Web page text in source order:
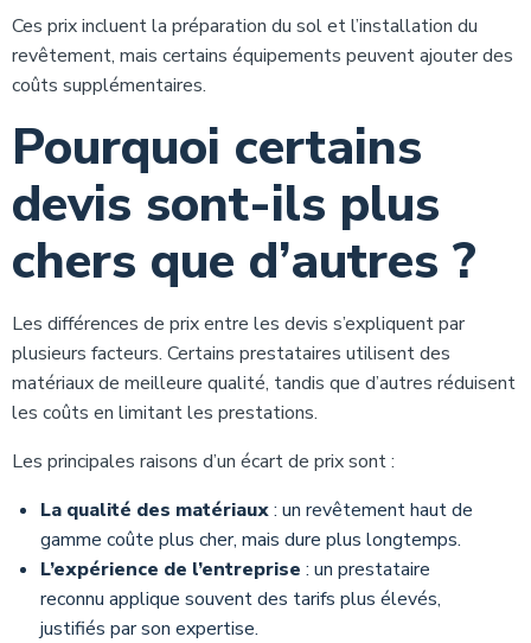
Ces prix incluent la préparation du sol et l’installation du
revêtement, mais certains équipements peuvent ajouter des
coûts supplémentaires.
Pourquoi certains
devis sont-ils plus
chers que d’autres ?
Les différences de prix entre les devis s’expliquent par
plusieurs facteurs. Certains prestataires utilisent des
matériaux de meilleure qualité, tandis que d’autres réduisent
les coûts en limitant les prestations.
Les principales raisons d’un écart de prix sont :
La qualité des matériaux: un revêtement haut de
gamme coûte plus cher, mais dure plus longtemps.
L’expérience de l’entreprise : un prestataire
reconnu applique souvent des tarifs plus élevés,
justifiés par son expertise.